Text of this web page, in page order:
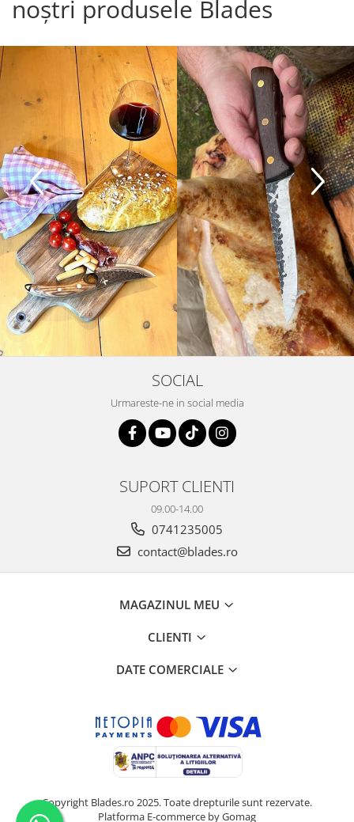
noștri produsele Blades
SOCIAL
Urmareste-ne in social media
SUPORT CLIENTI
09.00-14.00
0741235005
contact@blades.ro
MAGAZINUL MEU
CLIENTI
DATE COMERCIALE
Copyright Blades.ro 2025. Toate drepturile sunt rezervate.
Platforma E-commerce by Gomag